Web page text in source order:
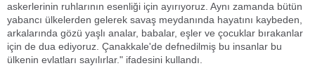
askerlerinin ruhlarının esenliği için ayırıyoruz. Aynı zamanda bütün
yabancı ülkelerden gelerek savaş meydanında hayatını kaybeden,
arkalarında gözü yaşlı analar, babalar, eşler ve çocuklar bırakanlar
için de dua ediyoruz. Çanakkale'de defnedilmiş bu insanlar bu
ülkenin evlatları sayılırlar." ifadesini kullandı.